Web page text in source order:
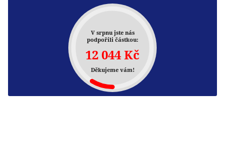
V srpnu jste nás
podpořili částkou:
12 044 Kč
Děkujeme vám!